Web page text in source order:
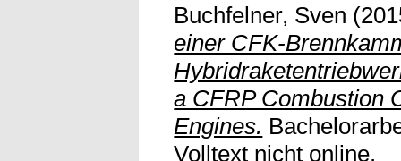
Buchfelner, Sven
einer CFK-
a CFRP Combustion
Engines.
Volltext nicht online.